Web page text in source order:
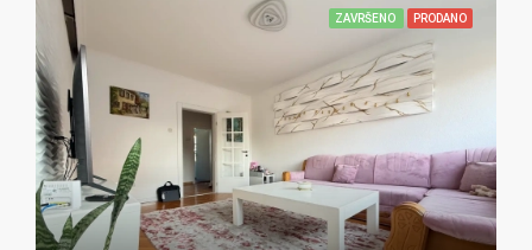
ZAVRŠENO PRODANO